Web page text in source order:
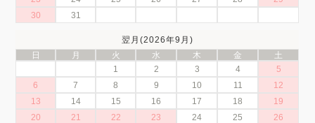
30
31
翌月(2026年9月)
日
月 火 水 木 金
土
1
2 3 4
5
6
7 8 9 10 11
12
13
14 15 16 17 18
19
20
21 22 23 24 25
26